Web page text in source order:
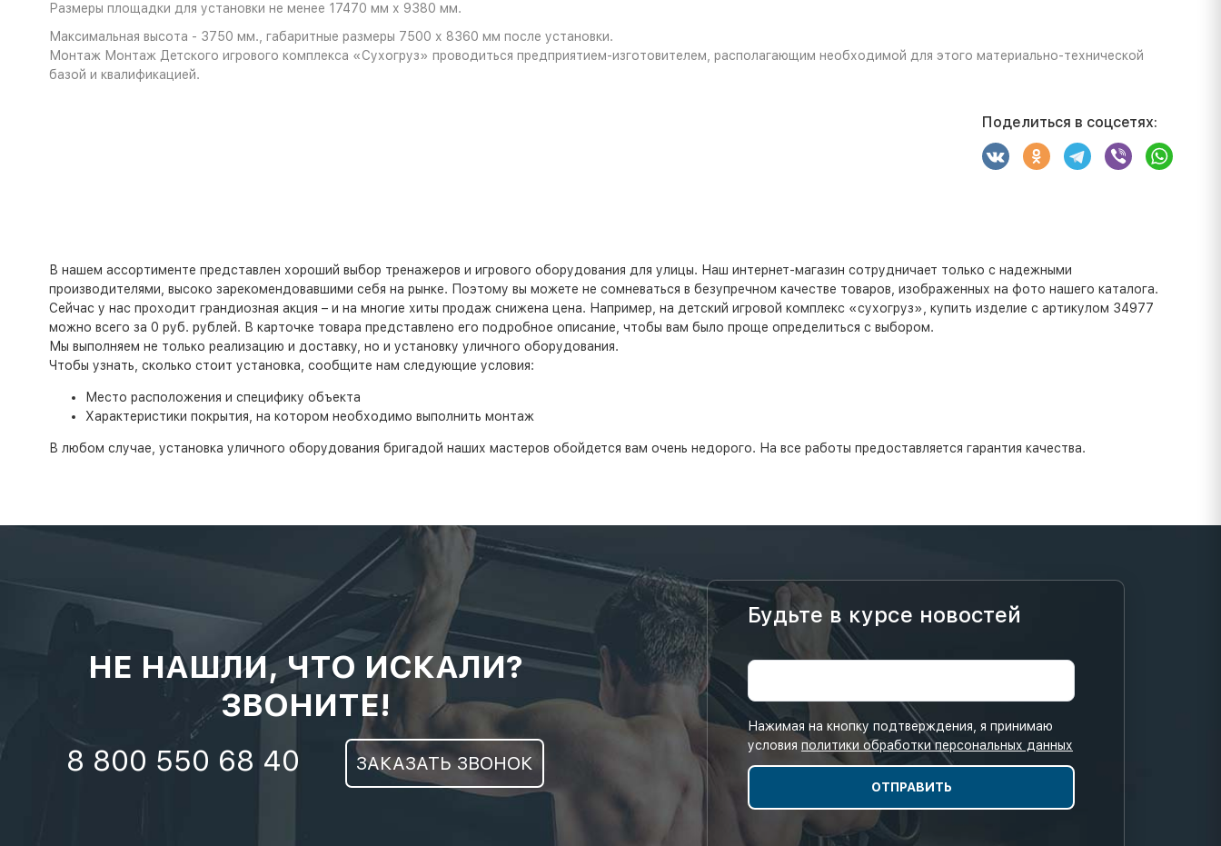
Размеры площадки для установки не менее 17470 мм х 9380 мм.
Максимальная высота - 3750 мм., габаритные размеры 7500 х 8360 мм после установки.
Монтаж Монтаж Детского игрового комплекса «Сухогруз» проводиться предприятием-изготовителем, располагающим необходимой для этого материально-технической
базой и квалификацией.
Поделиться в соцсетях:
В нашем ассортименте представлен хороший выбор тренажеров и игрового оборудования для улицы. Наш интернет-магазин сотрудничает только с надежными
производителями, высоко зарекомендовавшими себя на рынке. Поэтому вы можете не сомневаться в безупречном качестве товаров, изображенных на фото нашего каталога.
Сейчас у нас проходит грандиозная акция – и на многие хиты продаж снижена цена. Например, на детский игровой комплекс «сухогруз», купить изделие с артикулом 34977
можно всего за 0 руб. рублей. В карточке товара представлено его подробное описание, чтобы вам было проще определиться с выбором.
Мы выполняем не только реализацию и доставку, но и установку уличного оборудования.
Чтобы узнать, сколько стоит установка, сообщите нам следующие условия:
Место расположения и специфику объекта
Характеристики покрытия, на котором необходимо выполнить монтаж
В любом случае, установка уличного оборудования бригадой наших мастеров обойдется вам очень недорого. На все работы предоставляется гарантия качества.
НЕ НАШЛИ, ЧТО ИСКАЛИ?
ЗВОНИТЕ!
8 800 550 68 40 ЗАКАЗАТЬ ЗВОНОК
Будьте в курсе новостей
Нажимая на кнопку подтверждения, я принимаю
условия политики обработки персональных данных